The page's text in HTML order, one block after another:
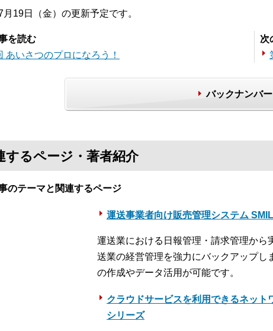
月19日（金）の更新予定です。
を読む
あいさつのプロになろう！
次
バックナンバ
するページ・著者紹介
のテーマと関連するページ
運送事業者向け販売管理システム
運送業における日報管理・請求管理か
送業の経営管理を強力にバックアップ
の作成やデータ活用が可能です。
クラウドサービスを利用できるネッ
シリーズ